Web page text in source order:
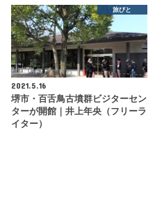
旅びと
2021.5.16
堺市・百舌鳥古墳群ビジターセン
ターが開館｜井上年央（フリーラ
イター）